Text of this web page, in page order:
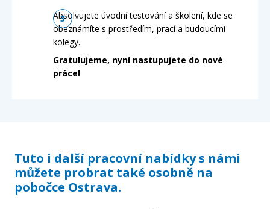
Absolvujete úvodní testování a školení, kde se
obeznámíte s prostředím, prací a budoucími
kolegy.
Gratulujeme, nyní nastupujete do nové
práce!
Tuto i další pracovní nabídky s námi
můžete probrat také osobně na
pobočce Ostrava.